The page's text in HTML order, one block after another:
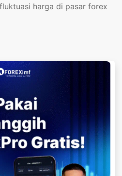
harga di pasar forex